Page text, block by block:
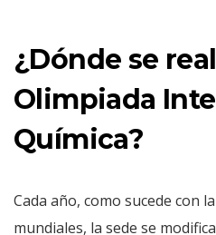
¿Dónde se
Olimpiada
Química?
Cada año, como sucede con
mundiales, la sede se